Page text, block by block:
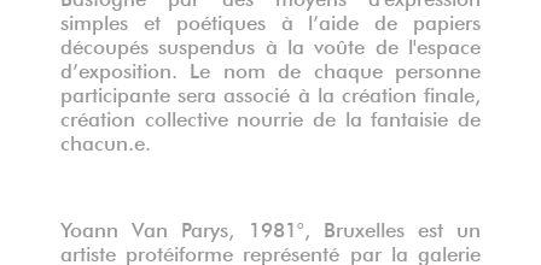
simples et poétiques à l’aide de papiers
découpés suspendus à la voûte de l'espace
d’exposition. Le nom de chaque personne
participante sera associé à la création finale,
création collective nourrie de la fantaisie de
chacun.e.
Yoann Van Parys, 1981°, Bruxelles est un
artiste protéiforme représenté par la galerie